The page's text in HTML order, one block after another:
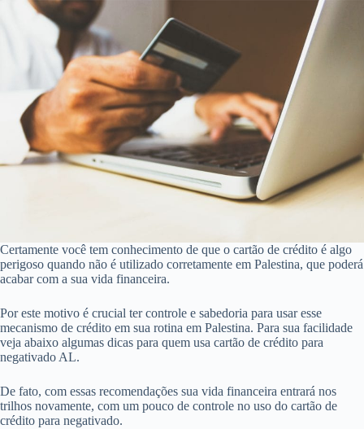
Certamente você tem conhecimento de que o cartão de crédito é algo
perigoso quando não é utilizado corretamente em Palestina, que poderá
acabar com a sua vida financeira.
Por este motivo é crucial ter controle e sabedoria para usar esse
mecanismo de crédito em sua rotina em Palestina. Para sua facilidade
veja abaixo algumas dicas para quem usa cartão de crédito para
negativado AL.
De fato, com essas recomendações sua vida financeira entrará nos
trilhos novamente, com um pouco de controle no uso do cartão de
crédito para negativado.